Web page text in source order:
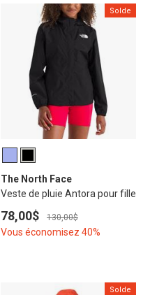
Solde
The North Face
Veste de pluie Antora pour fille
78,00$ 130,00$
Vous économisez 40%
Solde